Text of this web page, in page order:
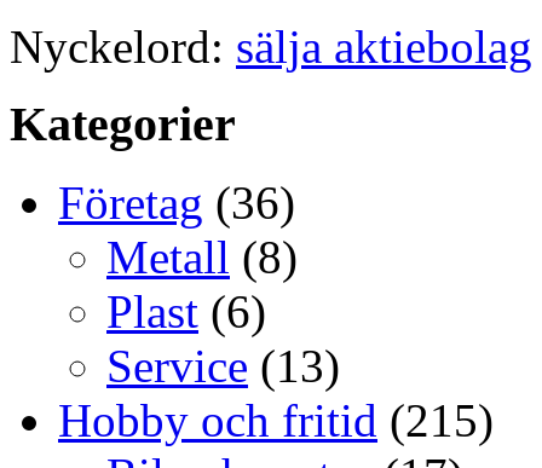
Nyckelord: sälja aktiebolag
Kategorier
Företag (36)
Metall (8)
Plast (6)
Service (13)
Hobby och fritid (215)